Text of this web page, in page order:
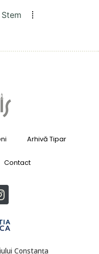
Stem
Arhivă Tipar
Contact
Constanța